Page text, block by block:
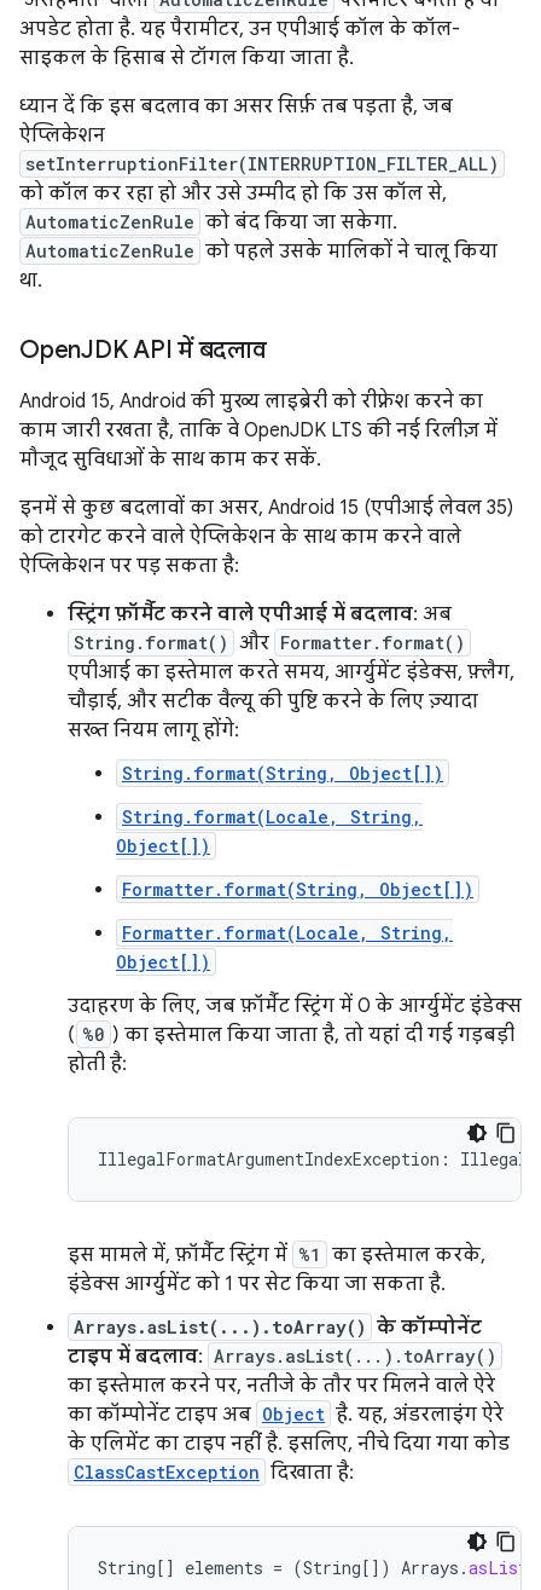
अपडेट होता है. यह पैरामीटर, उन एपीआई कॉल के कॉल-
साइकल के हिसाब से टॉगल किया जाता है.
ध्यान दें कि इस बदलाव का असर सिर्फ़ तब पड़ता है, जब
ऐप्लिकेशन
setInterruptionFilter(INTERRUPTION_FILTER_ALL)
को कॉल कर रहा हो और उसे उम्मीद हो कि उस कॉल से,
AutomaticZenRule को बंद किया जा सकेगा.
AutomaticZenRule को पहले उसके मालिकों ने चालू किया
था.
OpenJDK API में बदलाव
Android 15, Android की मुख्य लाइब्रेरी को रीफ़्रेश करने का
काम जारी रखता है, ताकि वे OpenJDK LTS की नई रिलीज़ में
मौजूद सुविधाओं के साथ काम कर सकें.
इनमें से कुछ बदलावों का असर, Android 15 (एपीआई लेवल 35)
को टारगेट करने वाले ऐप्लिकेशन के साथ काम करने वाले
ऐप्लिकेशन पर पड़ सकता है:
स्ट्रिंग फ़ॉर्मैट करने वाले एपीआई में बदलाव: अब
String.format() और Formatter.format()
एपीआई का इस्तेमाल करते समय, आर्ग्युमेंट इंडेक्स, फ़्लैग,
चौड़ाई, और सटीक वैल्यू की पुष्टि करने के लिए ज़्यादा
सख्त नियम लागू होंगे:
String.format(String, Object[])
String.format(Locale, String,
Object[])
Formatter.format(String, Object[])
Formatter.format(Locale, String,
Object[])
उदाहरण के लिए, जब फ़ॉर्मैट स्ट्रिंग में 0 के आर्ग्युमेंट इंडेक्स
( %0 ) का इस्तेमाल किया जाता है, तो यहां दी गई गड़बड़ी
होती है:
इस मामले में, फ़ॉर्मैट स्ट्रिंग में %1
का इस्तेमाल करके,
इंडेक्स आर्ग्युमेंट को 1 पर सेट किया जा सकता है.
Arrays.asList(...).toArray() के कॉम्पोनेंट
टाइप में बदलाव: Arrays.asList(...).toArray()
का इस्तेमाल करने पर, नतीजे के तौर पर मिलने वाले ऐरे
का कॉम्पोनेंट टाइप अब Object है. यह, अंडरलाइंग ऐरे
के एलिमेंट का टाइप नहीं है. इसलिए, नीचे दिया गया कोड
ClassCastException दिखाता है:
String[] elements = (String[] ) Arrays .asList